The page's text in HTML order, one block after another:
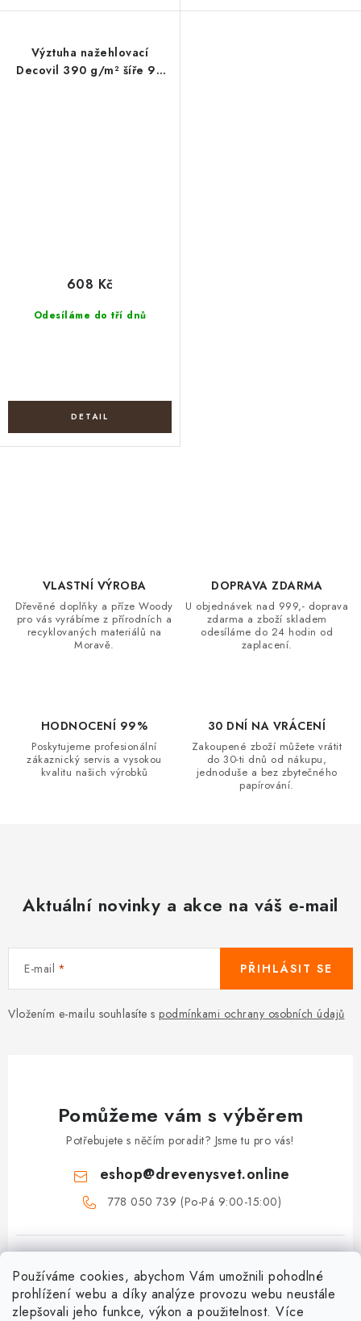
Používáme cookies, abychom Vám umožnili pohodlné
prohlížení webu a díky analýze provozu webu neustále
zlepšovali jeho funkce, výkon a použitelnost. Více
Výztuha nažehlovací
Decovil 390 g/m² šíře 90
Odesíláme do tří dnů
608 Kč
a
VLASTNÍ VÝROBA
Dřevěné doplňky a příze Woody
pro vás vyrábíme z přírodních a
recyklovaných materiálů na
Moravě.
DOPRAVA ZDARMA
U objednávek nad 999,- doprava
zdarma a zboží skladem
odesíláme do 24 hodin od
zaplacení.
HODNOCENÍ 99%
Poskytujeme profesionální
zákaznický servis a vysokou
kvalitu našich výrobků
30 DNÍ NA VRÁCENÍ
Zakoupené zboží můžete vrátit
do 30-ti dnů od nákupu,
jednoduše a bez zbytečného
papírování.
Aktuální novinky a akce na váš e-mail
E-mail
Vložením e-mailu souhlasíte s podmínkami ochrany osobních údajů
PŘIHLÁSIT SE
Pomůžeme vám s výběrem
Potřebujete s něčím poradit? Jsme tu pro vás!
eshop@drevenysvet.online
778 050 739 (Po-Pá 9:00-15:00)